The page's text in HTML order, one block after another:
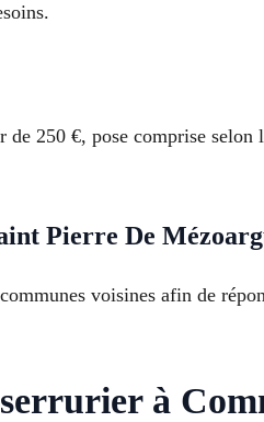
250 €, pose comprise
Pierre De
voisines afin de
à